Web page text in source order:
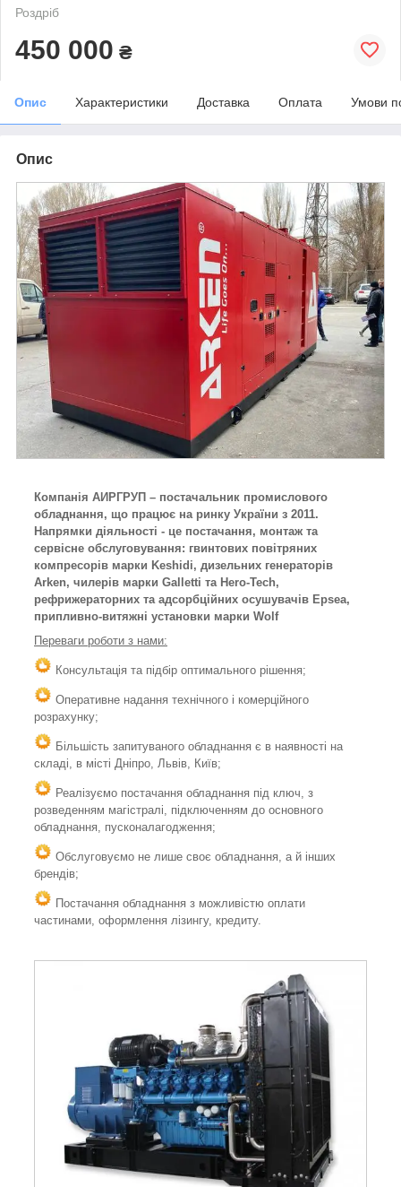
Роздріб
450 000 ₴
Опис Характеристики Доставка Оплата Умови
Опис
Компанія АИРГРУП – постачальник промислового
обладнання, що працює на ринку України з 2011.
Напрямки діяльності - це постачання, монтаж та
сервісне обслуговування: гвинтових повітряних
компресорів марки Keshidi, дизельних генераторів
Arken, чилерів марки Galletti та Hero-Tech,
рефрижераторних та адсорбційних осушувачів Epsea,
припливно-витяжні установки марки Wolf
Переваги роботи з нами:
Консультація та підбір оптимального рішення;
Оперативне надання технічного і комерційного
розрахунку;
Більшість запитуваного обладнання є в наявності на
складі, в місті Дніпро, Львів, Київ;
Реалізуємо постачання обладнання під ключ, з
розведенням магістралі, підключенням до основного
обладнання, пусконалагодження;
Обслуговуємо не лише своє обладнання, а й інших
брендів;
Постачання обладнання з можливістю оплати
частинами, оформлення лізингу, кредиту.